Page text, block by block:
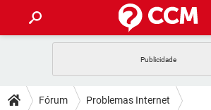
CELULAR FACEBOOK
DICAS
Fórum Problemas Internet